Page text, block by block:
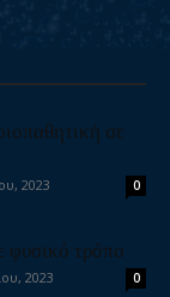
σε
2023 0
φυσικό τρόπο
2023 0